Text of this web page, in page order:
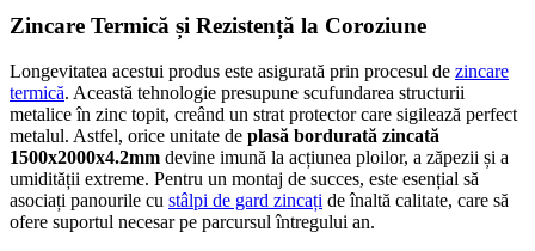
Zincare Termică și Rezistență la Coroziune
Longevitatea acestui produs este asigurată prin procesul de zincare
termică. Această tehnologie presupune scufundarea structurii
metalice în zinc topit, creând un strat protector care sigilează perfect
metalul. Astfel, orice unitate de plasă bordurată zincată
1500x2000x4.2mm devine imună la acțiunea ploilor, a zăpezii și a
umidității extreme. Pentru un montaj de succes, este esențial să
asociați panourile cu stâlpi de gard zincați de înaltă calitate, care să
ofere suportul necesar pe parcursul întregului an.